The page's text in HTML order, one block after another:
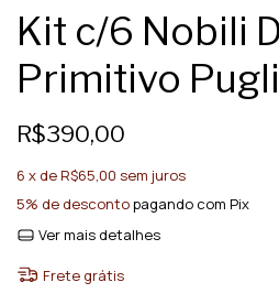
Kit c/6 Nobili
Primitivo
R$390,00
6 x deR$65,00 sem juros
5% de descontopagando com Pix
Ver mais detalhes
Frete grátis